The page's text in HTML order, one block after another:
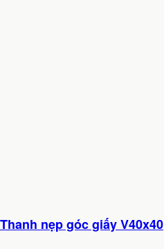
Thanh nẹp góc giấy V40x40